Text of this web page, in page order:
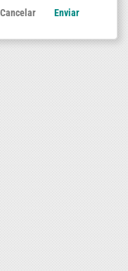
Enviar
Cancelar